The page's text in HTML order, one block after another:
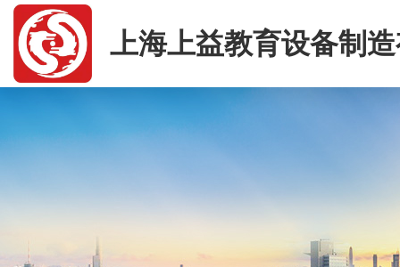
上海上益教育设备制
司